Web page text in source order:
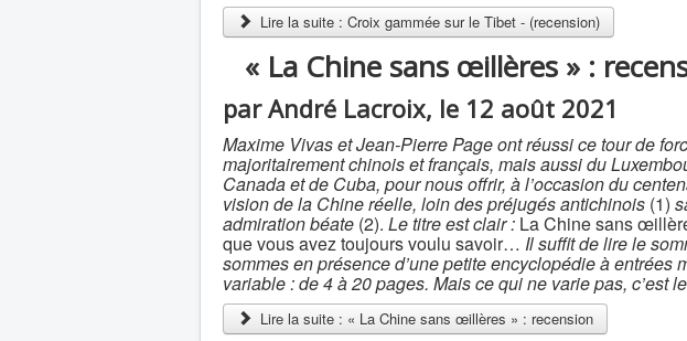
Lire la suite : Croix gammée sur le Tibet - (recension)
« La Chine sans œillères » :
par André Lacroix, le 12 août 2021
Maxime Vivas et Jean-Pierre Page ont réussi ce tour de
majoritairement chinois et français, mais aussi du
Canada et de Cuba, pour nous offrir, à l’occasion du
vision de la Chine réelle, loin des préjugés antichinois (1)
admiration béate (2). Le titre est clair : La Chine sans
que vous avez toujours voulu savoir… Il suffit de lire le
sommes en présence d’une petite encyclopédie à entrées
variable : de 4 à 20 pages. Mais ce qui ne varie pas, c’est
Lire la suite : « La Chine sans œillères » : recension